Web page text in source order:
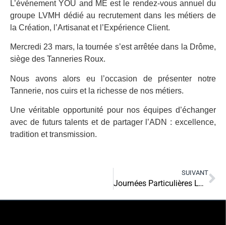
L’événement YOU and ME est le rendez-vous annuel du
groupe LVMH dédié au recrutement dans les métiers de
la Création, l’Artisanat et l’Expérience Client.
Mercredi 23 mars, la tournée s’est arrêtée dans la Drôme,
siège des Tanneries Roux.
Nous avons alors eu l’occasion de présenter notre
Tannerie, nos cuirs et la richesse de nos métiers.
Une véritable opportunité pour nos équipes d’échanger
avec de futurs talents et de partager l’ADN : excellence,
tradition et transmission.
SUIVANT
Journées Particulières LVMH : La tannerie ouvre ses portes!